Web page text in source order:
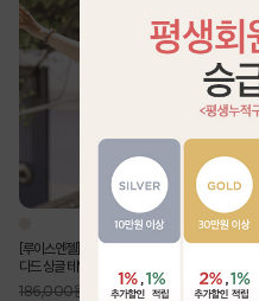
[루이스엔젤] 사각사각 린넨 라이크 벨트SET 스탠
다드 싱글 테일러드 자켓
186,000원